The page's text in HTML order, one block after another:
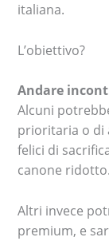
italiana.
L’obiettivo?
Andare
Alcuni
prioritaria o di
felici di
canone ridotto.
Altri invece
premium, e